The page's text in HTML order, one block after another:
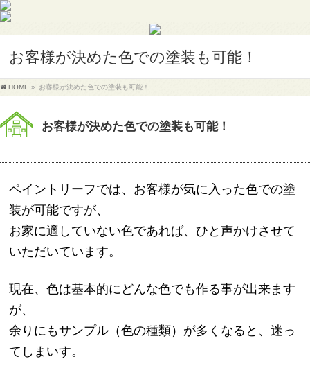
お客様が決めた色での塗装も可能！
HOME » お客様が決めた色での塗装も可能！
お客様が決めた色での塗装も可能！
ペイントリーフでは、お客様が気に入った色での塗
装が可能ですが、
お家に適していない色であれば、ひと声かけさせて
いただいています。
現在、色は基本的にどんな色でも作る事が出来ます
が、
余りにもサンプル（色の種類）が多くなると、迷っ
てしまいす。